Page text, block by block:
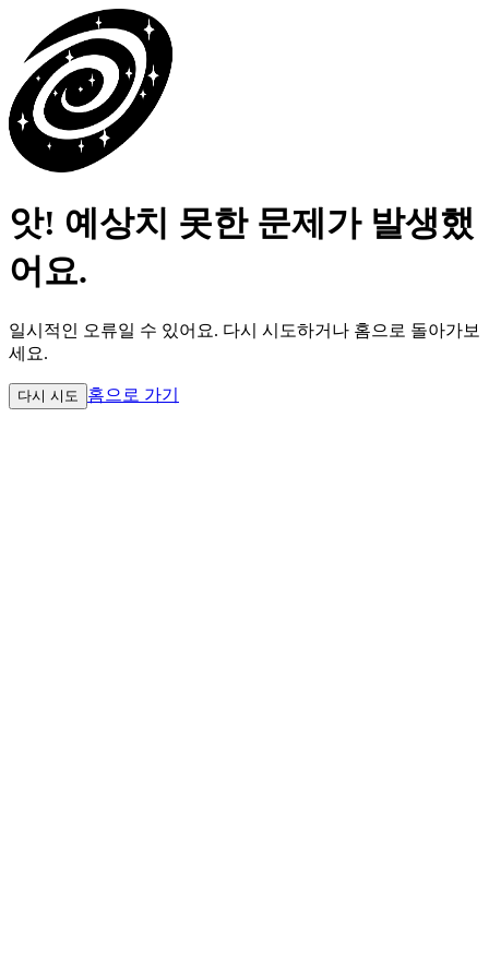
앗! 예상치 못한 문제가 발생했
어요.
일시적인 오류일 수 있어요. 다시 시도하거나 홈으로 돌아가보
세요.
다시 시도 홈으로 가기